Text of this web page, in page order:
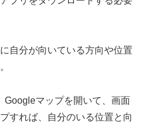
自分が向いている方向や位置
Googleマップを開いて、画面
すれば、自分のいる位置と向